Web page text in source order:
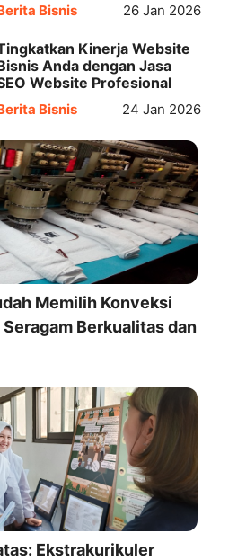
Bisnis 26 Jan 2026
Kinerja Website
Anda dengan Jasa
Website Profesional
Bisnis 24 Jan 2026
Memilih Konveksi
Berkualitas dan
Ekstrakurikuler